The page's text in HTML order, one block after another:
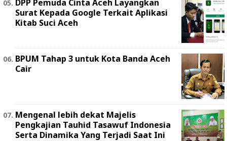
DPP Pemuda Cinta Aceh Layangkan
Surat Kepada Google Terkait Aplikasi
Kitab Suci Aceh
BPUM Tahap 3 untuk Kota Banda Aceh
Cair
Mengenal lebih dekat Majelis
Pengkajian Tauhid Tasawuf Indonesia
Serta Dinamika Yang Terjadi Saat Ini